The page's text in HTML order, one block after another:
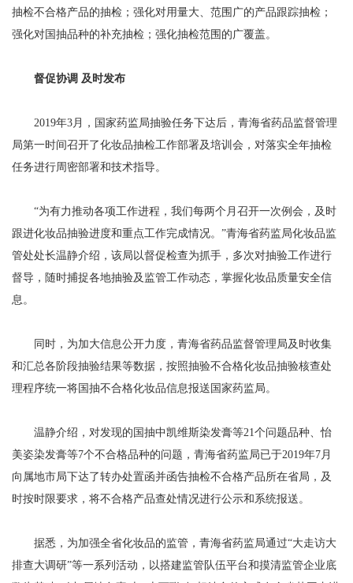
抽检不合格产品的抽检；强化对用量大、范围广的产品跟踪抽检；
强化对国抽品种的补充抽检；强化抽检范围的广覆盖。
督促协调 及时发布
2019年3月，国家药监局抽验任务下达后，青海省药品监督管理
局第一时间召开了化妆品抽检工作部署及培训会，对落实全年抽检
任务进行周密部署和技术指导。
“为有力推动各项工作进程，我们每两个月召开一次例会，及时
跟进化妆品抽验进度和重点工作完成情况。”青海省药监局化妆品监
管处处长温静介绍，该局以督促检查为抓手，多次对抽验工作进行
督导，随时捕捉各地抽验及监管工作动态，掌握化妆品质量安全信
息。
同时，为加大信息公开力度，青海省药品监督管理局及时收集
和汇总各阶段抽验结果等数据，按照抽验不合格化妆品抽验核查处
理程序统一将国抽不合格化妆品信息报送国家药监局。
温静介绍，对发现的国抽中凯维斯染发膏等21个问题品种、怡
美姿染发膏等7个不合格品种的问题，青海省药监局已于2019年7月
向属地市局下达了转办处置函并函告抽检不合格产品所在省局，及
时按时限要求，将不合格产品查处情况进行公示和系统报送。
据悉，为加强全省化妆品的监管，青海省药监局通过“大走访大
排查大调研”等一系列活动，以搭建监管队伍平台和摸清监管企业底